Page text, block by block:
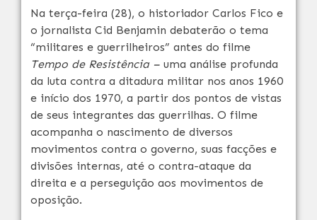
Na terça-feira (28), o historiador Carlos Fico e
o jornalista Cid Benjamin debaterão o tema
“militares e guerrilheiros” antes do filme
Tempo de Resistência – uma análise profunda
da luta contra a ditadura militar nos anos 1960
e início dos 1970, a partir dos pontos de vistas
de seus integrantes das guerrilhas. O filme
acompanha o nascimento de diversos
movimentos contra o governo, suas facções e
divisões internas, até o contra-ataque da
direita e a perseguição aos movimentos de
oposição.